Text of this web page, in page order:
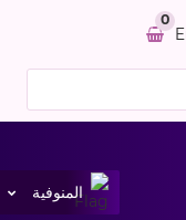
0
المنوفية